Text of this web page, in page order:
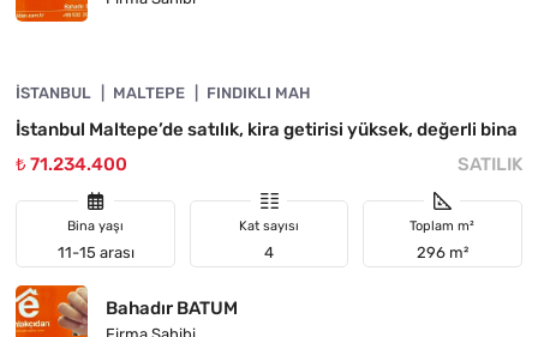
ACIL
İSTANBUL MALTEPE FINDIKLI MAH
İstanbul Maltepe’de satılık, kira getirisi yüksek, değerli bina
₺ 71.234.400
SATILIK
Bina yaşı
11-15 arası
Kat sayısı
4
Toplam m²
296 m²
Bahadır BATUM